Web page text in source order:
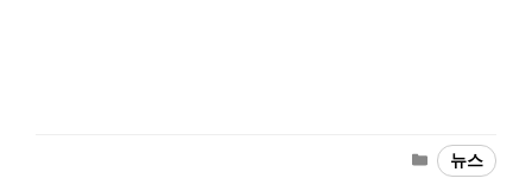
Categories
뉴스